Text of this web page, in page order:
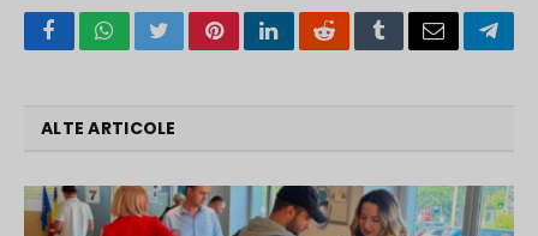
FacebookWhatsApp
TwitterPinterestLinkedInRedditTumblrEmail
ALTE ARTICOLE